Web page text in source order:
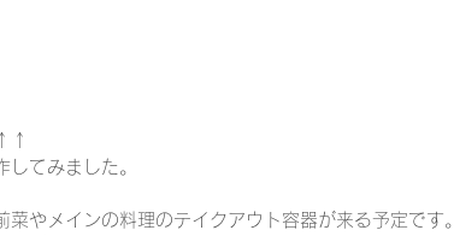
してみました。
菜やメインの料理のテイクアウト容器が来る予定です。